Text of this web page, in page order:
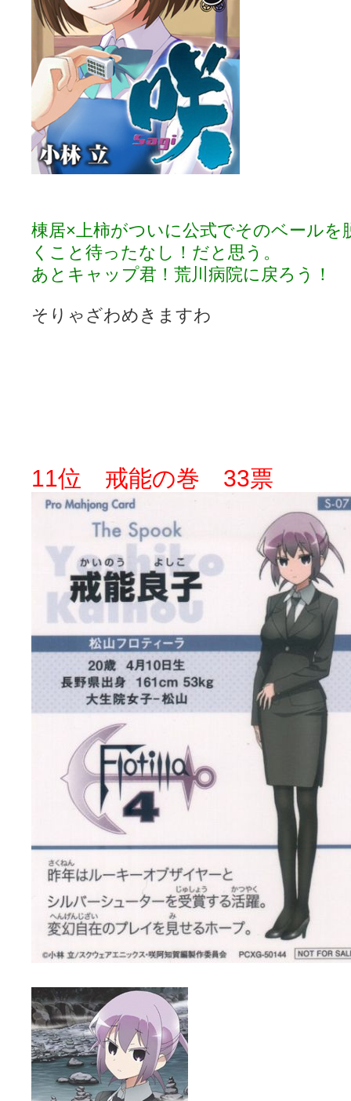
棟居×上柿がついに公式でそのベールを
くこと待ったなし！だと思う。
あとキャップ君！荒川病院に戻ろう！
そりゃざわめきますわ
11位 戒能の巻 33票